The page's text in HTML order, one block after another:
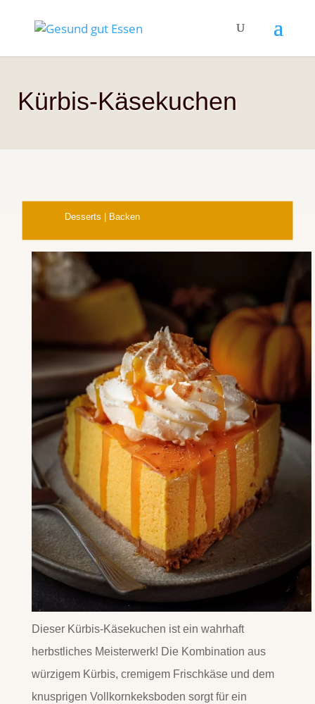
Kürbis-Käsekuchen
Desserts | Backen
Dieser Kürbis-Käsekuchen ist ein wahrhaft
herbstliches Meisterwerk! Die Kombination aus
würzigem Kürbis, cremigem Frischkäse und dem
knusprigen Vollkornkeksboden sorgt für ein